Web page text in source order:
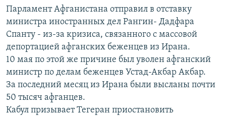
Вернутся
поиску
КАВКАЗ.РЕАЛИИ
СЕВЕР.РЕАЛИИ
СИБИРЬ.РЕАЛИИ
РАСПИСАНИЕ ВЕЩАНИЯ
ПОДПИШИТЕСЬ НА РАССЫЛКУ
СОЦИАЛЬНЫЕ СЕТИ
Парламент Афганистана отправил в отставку
министра иностранных дел Рангин- Дадфара
Спанту - из-за кризиса, связанного с массовой
депортацией афганских беженцев из Ирана.
10 мая по этой же причине был уволен афганский
министр по делам беженцев Устад-Акбар Акбар.
За последний месяц из Ирана были высланы почти
50 тысяч афганцев.
Кабул призывает Тегеран приостановить